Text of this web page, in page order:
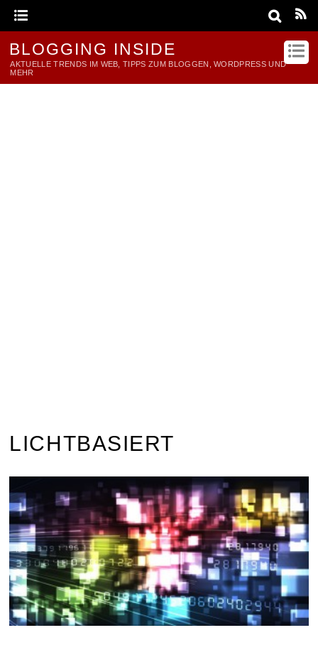
BLOGGING INSIDE
AKTUELLE TRENDS IM WEB, TIPPS ZUM BLOGGEN, WORDPRESS UND
MEHR
LICHTBASIERT